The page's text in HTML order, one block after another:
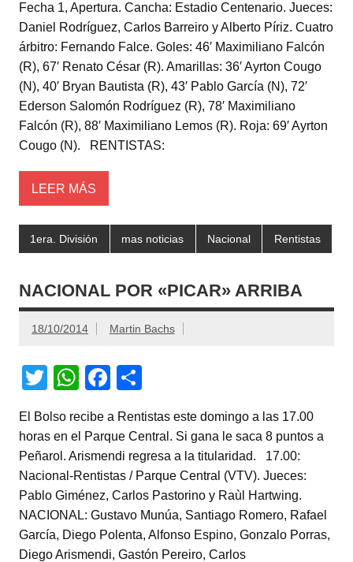
tt
er
at
s
A
p
p
c
e
b
o
o
k
m
p
ar
tir
Fecha 1, Apertura. Cancha: Estadio Centenario. Jueces:
Daniel Rodríguez, Carlos Barreiro y Alberto Píriz. Cuatro
árbitro: Fernando Falce. Goles: 46′ Maximiliano Falcón
(R), 67′ Renato César (R). Amarillas: 36′ Ayrton Cougo
(N), 40′ Bryan Bautista (R), 43′ Pablo García (N), 72′
Ederson Salomón Rodríguez (R), 78′ Maximiliano
Falcón (R), 88′ Maximiliano Lemos (R). Roja: 69′ Ayrton
Cougo (N). RENTISTAS:
LEER MÁS
1era. División mas noticias Nacional Rentistas
NACIONAL POR «PICAR» ARRIBA
18/10/2014 Martin Bachs
T
tt
er
W
at
s
A
p
p
F
c
e
b
o
o
k
m
p
ar
tir
El Bolso recibe a Rentistas este domingo a las 17.00
horas en el Parque Central. Si gana le saca 8 puntos a
Peñarol. Arismendi regresa a la titularidad. 17.00:
Nacional-Rentistas / Parque Central (VTV). Jueces:
Pablo Giménez, Carlos Pastorino y Raùl Hartwing.
NACIONAL: Gustavo Munúa, Santiago Romero, Rafael
García, Diego Polenta, Alfonso Espino, Gonzalo Porras,
Diego Arismendi, Gastón Pereiro, Carlos